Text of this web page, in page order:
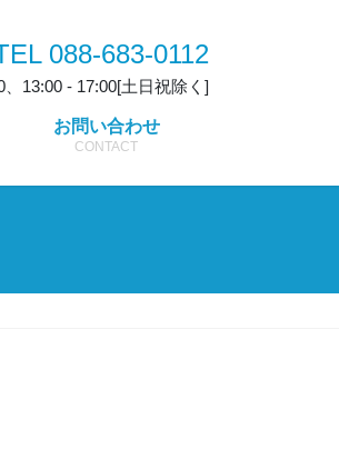
088-683-0112
13:00 - 17:00[土日祝除く]
お問い合わせ
CONTACT